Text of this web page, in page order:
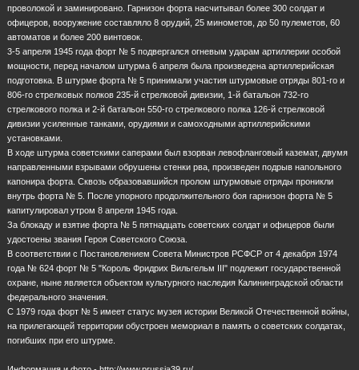
проволокой и заминировано. Гарнизон форта насчитывал более 300 солдат и
офицеров, вооружение составляло 8 орудий, 25 минометов, до 50 пулеметов, 60
автоматов и более 200 винтовок.
3-5 апреля 1945 года форт № 5 подвергался огневым ударам артиллерии особой
мощности, перед началом штурма 6 апреля была произведена артиллерийская
подготовка. В штурме форта № 5 принимали участия штурмовые отряды 801-го и
806-го стрелковых полков 235-й стрелковой дивизии, 1-й батальон 732-го
стрелкового полка и 2-й батальон 550-го стрелкового полка 126-й стрелковой
дивизии усиленные танками, орудиями и самоходными артиллерийскими
установками.
В ходе штурма советскими саперами был взорван левофланговый каземат, двумя
направленными взрывами обрушены стенки рва, произведен подрыв напольного
капонира форта. Сквозь образовавшийся пролом штурмовые отряды проникли
внутрь форта № 5. После упорного продолжительного боя гарнизон форта № 5
капитулировал утром 8 апреля 1945 года.
За блокаду и взятие форта № 5 пятнадцать советских солдат и офицеров были
удостоены звания Героя Советского Союза.
В соответствии с Постановлением Совета Министров РСФСР от 4 декабря 1974
года № 624 форт № 5 "Король Фридрих Вильгельм III" подлежит государственной
охране, ныне является объектом культурного наследия Калининградской области
федерального значения.
С 1979 года форт № 5 имеет статус музея истории Великой Отечественной войны,
на прилегающей территории обустроен мемориал в память о советских солдатах,
погибших при его штурме.